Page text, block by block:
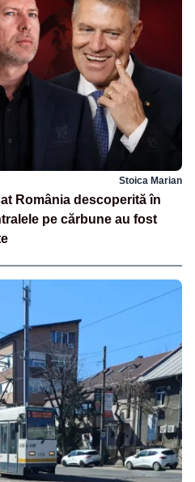
Stoica Marian
România descoperită în
pe cărbune au fost